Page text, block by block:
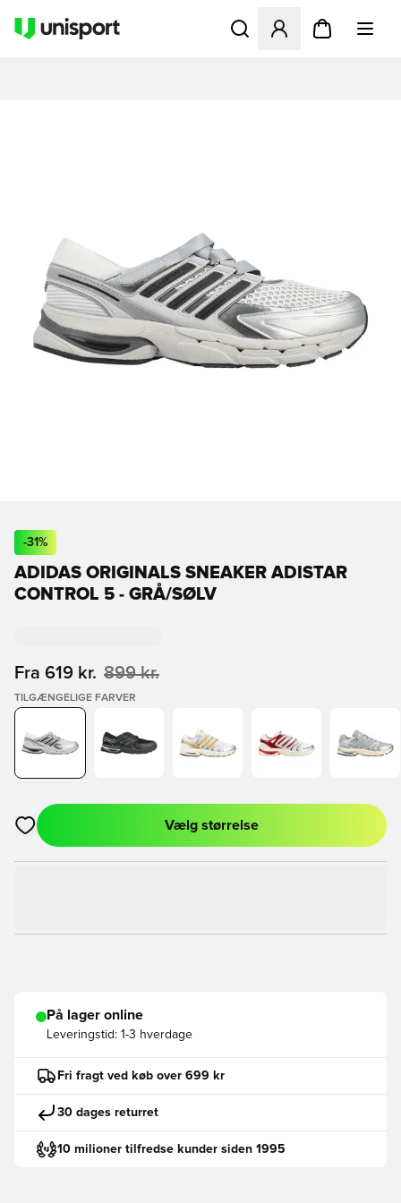
Åbner en Modal til at
-31%
ADIDAS ORIGINALS SNEAKER ADISTAR
CONTROL 5 - GRÅ/SØLV
Fra 619 kr. 899 kr.
TILGÆNGELIGE FARVER
Åbner en Modal til at logge ind eller tilmelde dig som medlem
Vælg størrelse
På lager online
Leveringstid: 1-3 hverdage
Fri fragt ved køb over 699 kr
30 dages returret
10 milioner tilfredse kunder siden 1995